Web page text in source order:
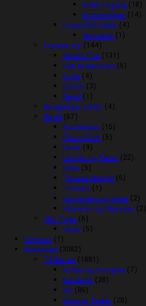
Katte Legetøj (18)
Kradsemiljøer (14)
Loppe/flåt midler (4)
Vetocanis (1)
Levende dyr (144)
Akvarie Fisk (131)
Fisk til Havedam (5)
Fugle (4)
Gnaver (3)
Reptil (1)
Rengørings artikler (4)
Reptil (67)
Bunddække (15)
Fauna Boxe (5)
Foder (9)
Lamper og Pærer (22)
Skåle (5)
Terrarie tilbehør (6)
Terrarier (1)
Varmesten og plader (2)
Vitaminer og Mineraler (2)
Vildt Fugle (6)
Foder (6)
Gavekort (1)
Rideudstyr (3082)
Til Hesten (1881)
Antibid og fluespray (7)
Bandager (28)
Bid (86)
Boxe og Tasker (28)